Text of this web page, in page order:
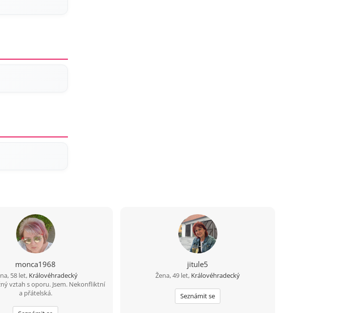
monca1968
58 let, Královéhradecký
vztah s oporu. Jsem. Nekonfliktní
a přátelská.
jitule5
Žena, 49 let, Královéhradecký
Seznámit se